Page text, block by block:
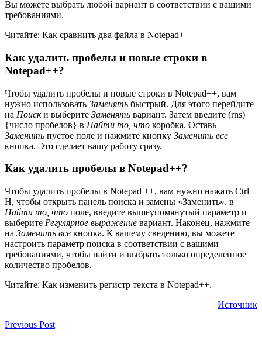
Вы можете выбрать любой вариант в соответствии с вашими
требованиями.
Читайте: Как сравнить два файла в Notepad++
Как удалить пробелы и новые строки в
Notepad++?
Чтобы удалить пробелы и новые строки в Notepad++, вам
нужно использовать Заменять быстрый. Для этого перейдите
на Поиски выберите Заменять вариант. Затем введите (rns)
{число пробелов} в Найти то, что коробка. Оставь
Заменить пустое поле и нажмите кнопку Заменить все
кнопка. Это сделает вашу работу сразу.
Как удалить пробелы в Notepad++?
Чтобы удалить пробелы в Notepad ++, вам нужно нажать Ctrl +
H, чтобы открыть панель поиска и замены «Заменить». в
Найти то, что поле, введите вышеупомянутый параметр и
выберите Регулярное выражение вариант. Наконец, нажмите
на Заменить все кнопка. К вашему сведению, вы можете
настроить параметр поиска в соответствии с вашими
требованиями, чтобы найти и выбрать только определенное
количество пробелов.
Читайте: Как изменить регистр текста в Notepad++.
Источник
Previous Post